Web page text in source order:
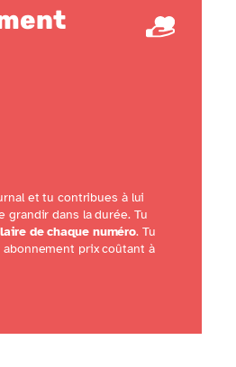
et tu contribues à lui
grandir dans la durée. Tu
de chaque numéro. Tu
abonnement prix coûtant à